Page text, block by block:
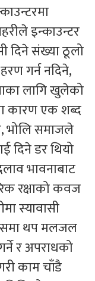
इन्काउन्टर
दिने संख्या ठूलो
गर्न नदिने,
लागि खुलेको
कारण एक शब्द
भोलि समाजले
दिने डर थियो
भावनाबाट
रक्षाको कवज
स्यावासी
थप मलजल
र अपराधको
काम चाँडै